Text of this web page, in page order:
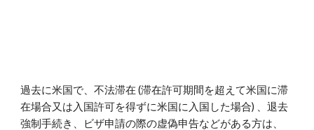
過去に米国で、不法滞在 (滞在許可期間を超えて米国に滞
在場合又は入国許可を得ずに米国に入国した場合) 、退去
強制手続き、ビザ申請の際の虚偽申告などがある方は、